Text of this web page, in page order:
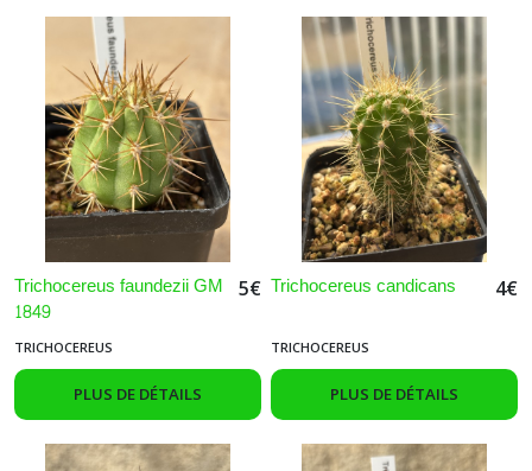
Trichocereus faundezii GM
1849
5€
TRICHOCEREUS
PLUS DE DÉTAILS
Trichocereus candicans 4€
TRICHOCEREUS
PLUS DE DÉTAILS